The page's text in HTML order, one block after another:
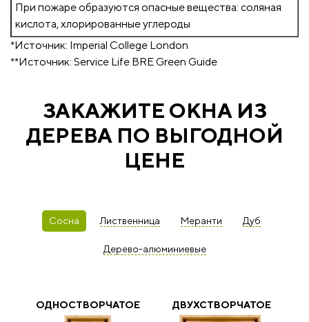
При пожаре образуются опасные вещества: соляная
кислота, хлорированные углероды
*Источник: Imperial College London
**Источник: Service Life BRE Green Guide
ЗАКАЖИТЕ ОКНА ИЗ
ДЕРЕВА ПО ВЫГОДНОЙ
ЦЕНЕ
Сосна Лиственница Меранти Дуб
Дерево-алюминиевые
ОДНОСТВОРЧАТОЕ ДВУХСТВОРЧАТОЕ